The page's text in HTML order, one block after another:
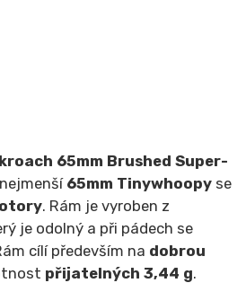
65mm Brushed Super-
65mm Tinywhoopy se
. Rám je vyroben z
je odolný a při pádech se
cílí především na dobrou
přijatelných 3,44 g.